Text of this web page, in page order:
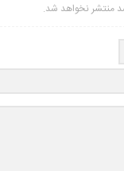
منتشر نخواهد شد.